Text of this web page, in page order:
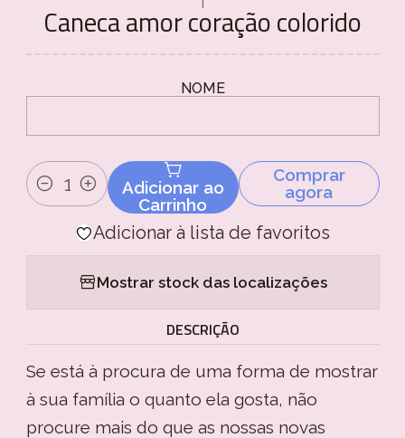
Caneca amor coração colorido
NOME
Quantidade
Adicionar ao
Carrinho
Comprar
agora
Adicionar à lista de favoritos
Mostrar stock das localizações
DESCRIÇÃO
Se está à procura de uma forma de mostrar
à sua família o quanto ela gosta, não
procure mais do que as nossas novas